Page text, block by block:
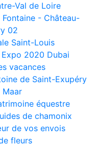
Val de Loire
- Château-
02
Saint-Louis
2020 Dubai
vacances
de Saint-Exupéry
Maar
équestre
de chamonix
de vos envois
fleurs